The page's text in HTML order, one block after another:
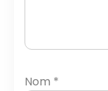
Nom *